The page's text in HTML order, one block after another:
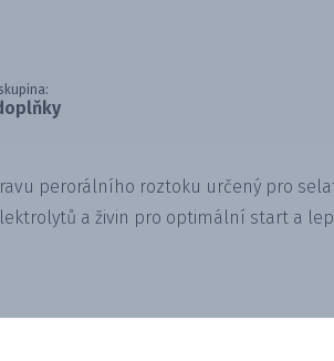
perorálního roztoku určený pro
a živin pro optimální start a